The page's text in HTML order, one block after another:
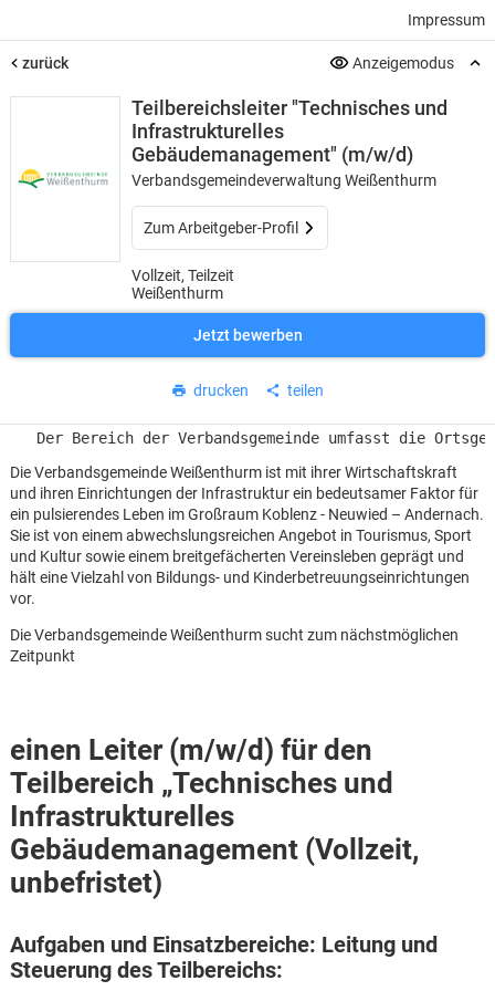
Impressum
zurück Anzeigemodus
Teilbereichsleiter "Technisches und
Infrastrukturelles
Gebäudemanagement" (m/w/d)
Verbandsgemeindeverwaltung Weißenthurm
Zum Arbeitgeber-Profil
Vollzeit, Teilzeit
Weißenthurm
Jetzt bewerben
drucken teilen
Die Verbandsgemeinde Weißenthurm ist mit ihrer Wirtschaftskraft
und ihren Einrichtungen der Infrastruktur ein bedeutsamer Faktor für
ein pulsierendes Leben im Großraum Koblenz - Neuwied – Andernach.
Sie ist von einem abwechslungsreichen Angebot in Tourismus, Sport
und Kultur sowie einem breitgefächerten Vereinsleben geprägt und
hält eine Vielzahl von Bildungs- und Kinderbetreuungseinrichtungen
vor.
Die Verbandsgemeinde Weißenthurm sucht zum nächstmöglichen
Zeitpunkt
einen Leiter (m/w/d) für den
Teilbereich „Technisches und
Infrastrukturelles
Gebäudemanagement (Vollzeit,
unbefristet)
Aufgaben und Einsatzbereiche: Leitung und
Steuerung des Teilbereichs: